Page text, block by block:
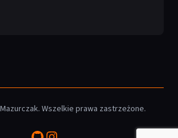
Wszelkie prawa zastrzeżone.